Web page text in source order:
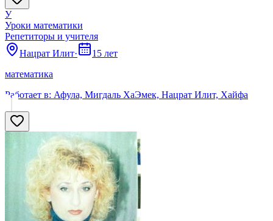
У
Уроки математики
Репетиторы и учителя
Нацрат Илит·
15 лет
математика
Работает в: Афула, Мигдаль ХаЭмек, Нацрат Илит, Хайфа